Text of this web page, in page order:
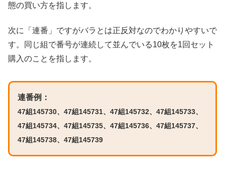
態の買い方を指します。
次に「連番」ですがバラとは正反対なのでわかりやすいで
す。同じ組で番号が連続して並んでいる10枚を1回セット
購入のことを指します。
連番例：
47組145730、 47組145731、 47組145732、 47組145733、
47組145734、 47組145735、 47組145736、 47組145737、
47組145738、 47組145739